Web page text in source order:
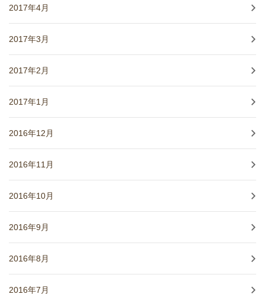
2017年4月
2017年3月
2017年2月
2017年1月
2016年12月
2016年11月
2016年10月
2016年9月
2016年8月
2016年7月